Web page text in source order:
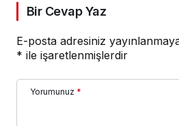
Bir Cevap Yaz
E-posta adresiniz
* ile işaretlenmişlerdir
Yorumunuz *